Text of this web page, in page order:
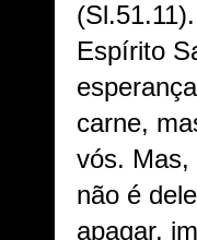
Espírito
carne,
vós. Mas,
não é
apagar,